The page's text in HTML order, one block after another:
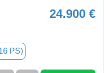
24.900 €
PS)